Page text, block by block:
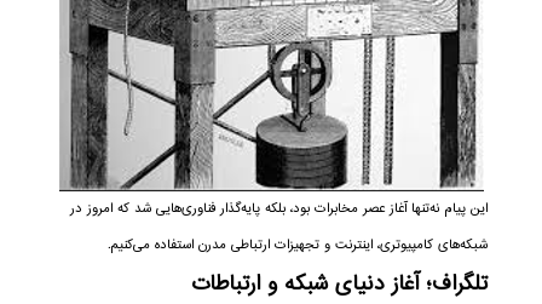
این پیام نه‌تنها آغاز عصر مخابرات بود، بلکه پایه‌گذار فناوری‌هایی شد که امروز در
شبکه‌های کامپیوتری، اینترنت و تجهیزات ارتباطی مدرن استفاده می‌کنیم.
تلگراف؛ آغاز دنیای شبکه و ارتباطات